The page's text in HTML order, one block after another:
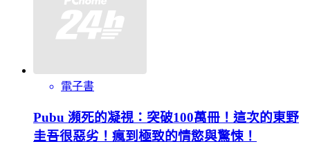
電子書
Pubu 瀕死的凝視：突破100萬冊！這次的東野
圭吾很惡劣！瘋到極致的情慾與驚悚！